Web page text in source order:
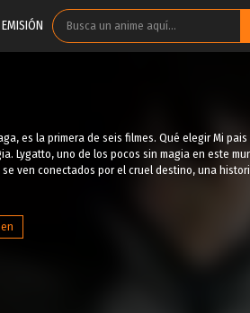
es la primera de seis filmes. Qué elegir Mi
Lygatto, uno de los pocos sin magia en este
ven conectados por el cruel destino, una